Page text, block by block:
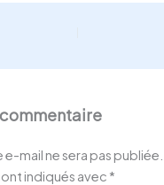
mail ne sera pas publiée.
indiqués avec *